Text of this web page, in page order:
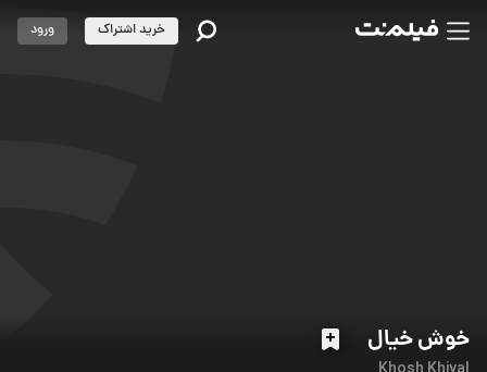
خوش خیال
Khosh Khiyal
خرید اشتراک ورود